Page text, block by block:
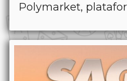
Polymarket,